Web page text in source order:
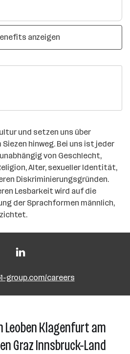
anzeigen
und setzen uns über
hinweg. Bei uns ist jeder
von Geschlecht,
Alter, sexueller Identität,
Diskriminierungsgründen.
Lesbarkeit wird auf die
der Sprachformen männlich,
group.com/careers
Leoben Klagenfurt am
Graz Innsbruck-Land